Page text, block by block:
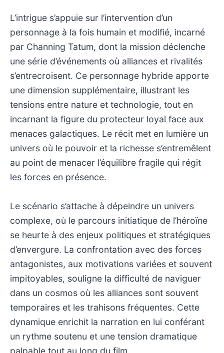
L’intrigue s’appuie sur l’intervention d’un
personnage à la fois humain et modifié, incarné
par Channing Tatum, dont la mission déclenche
une série d’événements où alliances et rivalités
s’entrecroisent. Ce personnage hybride apporte
une dimension supplémentaire, illustrant les
tensions entre nature et technologie, tout en
incarnant la figure du protecteur loyal face aux
menaces galactiques. Le récit met en lumière un
univers où le pouvoir et la richesse s’entremêlent
au point de menacer l’équilibre fragile qui régit
les forces en présence.
Le scénario s’attache à dépeindre un univers
complexe, où le parcours initiatique de l’héroïne
se heurte à des enjeux politiques et stratégiques
d’envergure. La confrontation avec des forces
antagonistes, aux motivations variées et souvent
impitoyables, souligne la difficulté de naviguer
dans un cosmos où les alliances sont souvent
temporaires et les trahisons fréquentes. Cette
dynamique enrichit la narration en lui conférant
un rythme soutenu et une tension dramatique
palpable tout au long du film.